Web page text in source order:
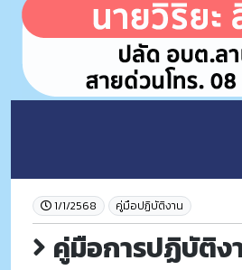
1/1/2568 คู่มือปฏิบัติงาน
คู่มือการปฏิบัติง